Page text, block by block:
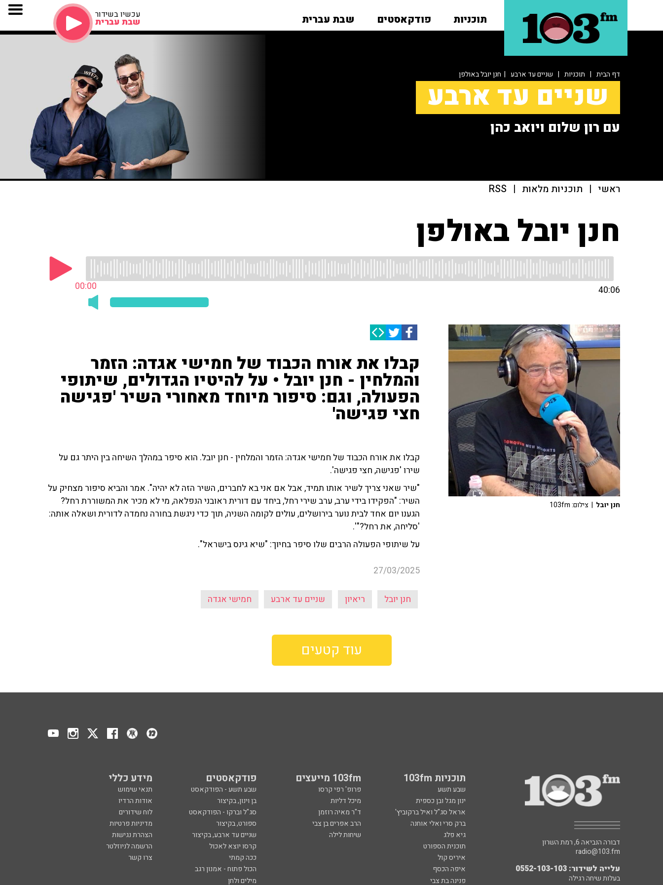
תוכניות פודקאסטים שבת עברית עכשיו בשידור
שבת עברית
דף הבית | תוכניות | שניים עד ארבע | חנן יובל באולפן
שניים עד ארבע
עם רון שלום ויואב כהן
ראשי | תוכניות מלאות |
RSS
חנן יובל באולפן
00:00 40:06
קבלו את אורח הכבוד של חמישי אגדה: הזמר
והמלחין - חנן יובל • על להיטיו הגדולים, שיתופי
הפעולה, וגם: סיפור מיוחד מאחורי השיר 'פגישה
חצי פגישה'
קבלו את אורח הכבוד של חמישי אגדה: הזמר והמלחין - חנן יובל. הוא סיפר במהלך השיחה בין היתר גם על
שירו 'פגישה, חצי פגישה'.
"שיר שאני צריך לשיר אותו תמיד, אבל אם אני בא לחברים, השיר הזה לא יהיה". אמר והביא סיפור מצחיק על
השיר: "הפקידו בידי ערב, ערב שירי רחל, ביחד עם דורית ראובני הנפלאה, מי לא מכיר את המשוררת רחל?
הגענו יום אחד לבית נוער בירושלים, עולים לקומה השניה, תוך כדי ניגשת בחורה נחמדה לדורית ושאלה אותה:
'סליחה, את רחל?"'.
על שיתופי הפעולה הרבים שלו סיפר בחיוך: "שיא גינס בישראל".
27/03/2025
חנן יובל ריאיון שניים עד ארבע חמישי אגדה
חנן יובל | צילום: 103fm
עוד קטעים
תוכניות 103fm 103fm מייעצים פודקאסטים מידע כללי
שבע תשע פרופ' רפי קרסו שבע תשע - הפודקאסט
תנאי שימוש
ינון מגל ובן כספית
מיכל דליות בן וינון, בקיצור
אודות הרדיו
אראל סג"ל ואיל ברקוביץ'
ד"ר מאיה רוזמן סג"ל וברקו - הפודקאסט
לוח שידורים
ברק סרי ואלי אוחנה
הרב אפרים בן צבי ספורט, בקיצור
מדיניות פרטיות
גיא פלג
שיחות לילה שניים עד ארבע, בקיצור
הצהרת נגישות
תוכנית הספורט
קרסו יוצא לאכול
הרשמה לניוזלטר
איריס קול
ככה קמתי
צרו קשר
איפה הכסף
הכול פתוח - אמנון רגב
פנינה בת צבי
מילים ולחן
דבורה הנביאה 6, רמת השרון
radio@103.fm
עלייה לשידור: 0552-103-103
בעלות שיחה רגילה